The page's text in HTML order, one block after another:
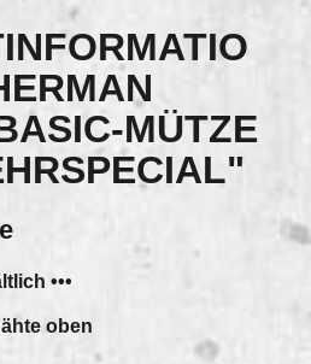
MÜTZE
•••
oben